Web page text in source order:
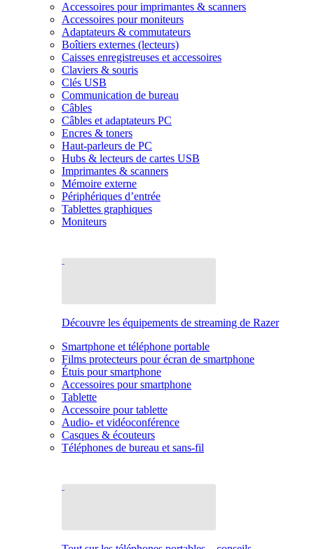
Accessoires pour imprimantes & scanners
Accessoires pour moniteurs
Adaptateurs & commutateurs
Boîtiers externes (lecteurs)
Caisses enregistreuses et accessoires
Claviers & souris
Clés USB
Communication de bureau
Câbles
Câbles et adaptateurs PC
Encres & toners
Haut-parleurs de PC
Hubs & lecteurs de cartes USB
Imprimantes & scanners
Mémoire externe
Périphériques d’entrée
Tablettes graphiques
Moniteurs
Découvre les équipements de streaming de Razer
Smartphone et téléphone portable
Films protecteurs pour écran de smartphone
Étuis pour smartphone
Accessoires pour smartphone
Tablette
Accessoire pour tablette
Audio- et vidéoconférence
Casques & écouteurs
Téléphones de bureau et sans-fil